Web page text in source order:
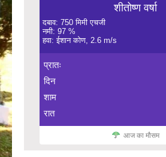
शीतोष्ण वर्षा
दबाव: 750 मिमी एचजी
नमी: 97 %
हवा: ईशान कोण, 2.6 m/s
प्रातः
दिन
शाम
रात
आज का मौसम